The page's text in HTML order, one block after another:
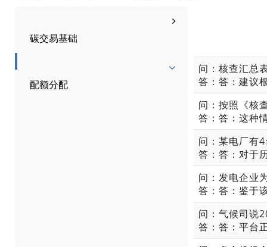
碳交易基础
配额分配 答：答：建议
答：答：鉴于
答：答：平台